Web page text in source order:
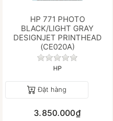
HP 771 PHOTO
BLACK/LIGHT GRAY
DESIGNJET PRINTHEAD
(CE020A)
Chưa có đánh
HP
Đặt hàng
3.850.000₫